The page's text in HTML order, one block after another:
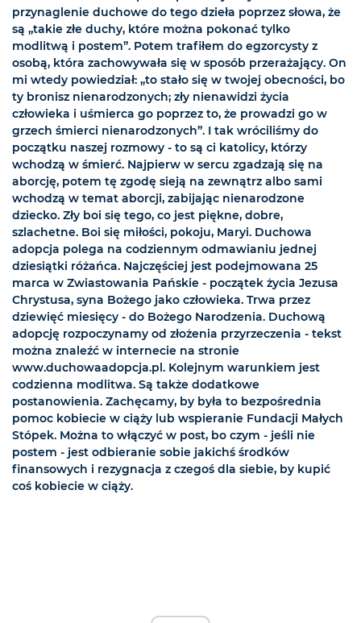
przynaglenie duchowe do tego dzieła poprzez słowa, że
są ,,takie złe duchy, które można pokonać tylko
modlitwą i postem”. Potem trafiłem do egzorcysty z
osobą, która zachowywała się w sposób przerażający. On
mi wtedy powiedział: „to stało się w twojej obecności, bo
ty bronisz nienarodzonych; zły nienawidzi życia
człowieka i uśmierca go poprzez to, że prowadzi go w
grzech śmierci nienarodzonych”. I tak wróciliśmy do
początku naszej rozmowy - to są ci katolicy, którzy
wchodzą w śmierć. Najpierw w sercu zgadzają się na
aborcję, potem tę zgodę sieją na zewnątrz albo sami
wchodzą w temat aborcji, zabijając nienarodzone
dziecko. Zły boi się tego, co jest piękne, dobre,
szlachetne. Boi się miłości, pokoju, Maryi. Duchowa
adopcja polega na codziennym odmawianiu jednej
dziesiątki różańca. Najczęściej jest podejmowana 25
marca w Zwiastowania Pańskie - początek życia Jezusa
Chrystusa, syna Bożego jako człowieka. Trwa przez
dziewięć miesięcy - do Bożego Narodzenia. Duchową
adopcję rozpoczynamy od złożenia przyrzeczenia - tekst
można znaleźć w internecie na stronie
www.duchowaadopcja.pl. Kolejnym warunkiem jest
codzienna modlitwa. Są także dodatkowe
postanowienia. Zachęcamy, by była to bezpośrednia
pomoc kobiecie w ciąży lub wspieranie Fundacji Małych
Stópek. Można to włączyć w post, bo czym - jeśli nie
postem - jest odbieranie sobie jakichś środków
finansowych i rezygnacja z czegoś dla siebie, by kupić
coś kobiecie w ciąży.